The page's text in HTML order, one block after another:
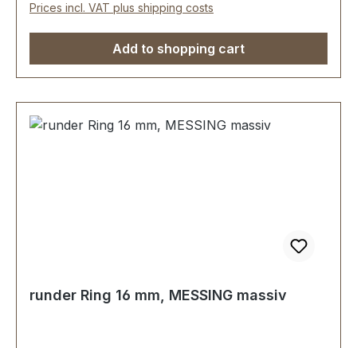
Prices incl. VAT plus shipping costs
Add to shopping cart
runder Ring 16 mm, MESSING massiv